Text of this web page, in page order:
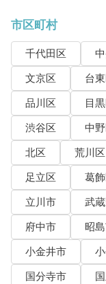
市区町村
千代田区
文京区
台
品川区
目
渋谷区
中
北区
荒川区
足立区
葛
立川市
武
府中市
昭
小金井市
国分寺市